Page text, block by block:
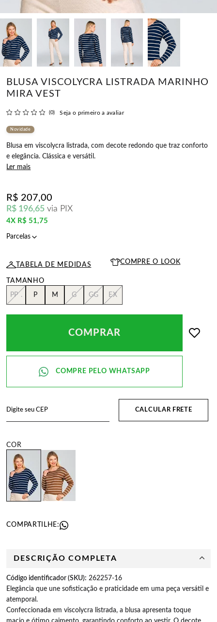
BLUSA VISCOLYCRA LISTRADA MARINHO
MIRA VEST
(0) Seja o primeiro a avaliar
Novidade
Blusa em viscolycra listrada, com decote redondo que traz conforto
e elegância. Clássica e versátil.
Ler mais
R$ 196,65 via PIX
R$ 207,00
4X R$ 51,75
TABELA DE MEDIDAS COMPRE O LOOK
PP . P M G GG EX
COMPRAR
CALCULAR FRETE
COMPARTILHE:
DESCRIÇÃO COMPLETA
Código identificador (SKU): 262257-16
Elegância que une sofisticação e praticidade em uma peça versátil e
atemporal.
Confeccionada em viscolycra listrada, a blusa apresenta toque